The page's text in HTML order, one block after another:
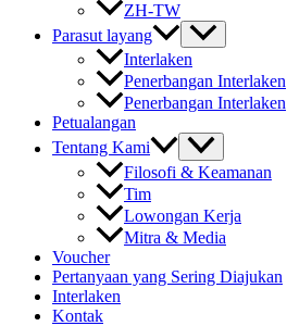
ZH-TW
Parasut layang
Interlaken
Penerbangan Interlaken
Penerbangan Interlaken
Petualangan
Tentang Kami
Filosofi & Keamanan
Tim
Lowongan Kerja
Mitra & Media
Voucher
Pertanyaan yang Sering Diajukan
Interlaken
Kontak